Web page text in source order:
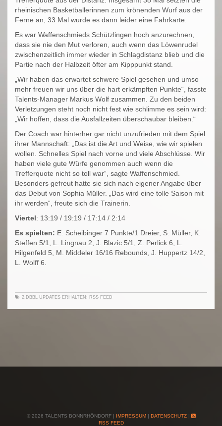
rheinischen Basketballerinnen zum krönenden Wurf aus der
Ferne an, 33 Mal wurde es dann leider eine Fahrkarte.
Es war Waffenschmieds Schützlingen hoch anzurechnen,
dass sie nie den Mut verloren, auch wenn das Löwenrudel
zwischenzeitlich immer wieder in Schlagdistanz blieb und die
Partie nach der Halbzeit öfter am Kipppunkt stand.
„Wir haben das erwartet schwere Spiel gesehen und umso
mehr freuen wir uns über die hart erkämpften Punkte“, fasste
Talents-Manager Markus Wolf zusammen. Zu den beiden
Verletzungen steht noch nicht fest wie schlimme es sein wird:
„Wir hoffen, dass die Ausfallzeiten überschaubar bleiben.“
Der Coach war hinterher gar nicht unzufrieden mit dem Spiel
ihrer Mannschaft: „Das ist die Art und Weise, wie wir spielen
wollen. Schnelles Spiel nach vorne und viele Abschlüsse. Wir
haben viele gute Würfe genommen auch wenn die
Trefferquote nicht so toll war“, sagte Waffenschmied.
Besonders gefreut hatte sie sich nach eigener Angabe über
das Debut von Sophia Müller. „Das wird eine tolle Saison mit
ihr werden“, freute sich die Trainerin.
Viertel: 13:19 / 19:19 / 17:14 / 2:14
Es spielten: E. Scheibinger 7 Punkte/1 Dreier, S. Müller, K.
Steffen 5/1, L. Lingnau 2, J. Blazic 5/1, Z. Perlick 6, L.
Hilgenfeld 5, M. Middeler 16/16 Rebounds, J. Huppertz 14/2,
L. Wolff 6.
2.DBBL UPDATES ERHALTEN: RSS FEED
© 2026 TALENTS BONNRHÖNDORF | IMPRESSUM| DATENSCHUTZ|
RSS FEED